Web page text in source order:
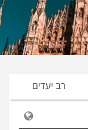
רב יעדים